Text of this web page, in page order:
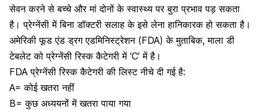
सेवन करने से बच्चे और मां दोनों के स्वास्थ्य पर बुरा प्रभाव पड़ सकता
है। प्रेग्नेंसी में बिना डॉक्टरी सलाह के इसे लेना हानिकारक हो सकता है।
अमेरिकी फूड एंड ड्रग एडमिनिस्ट्रेशन (FDA) के मुताबिक, माला डी
टेबलेट कोप्रेग्नेंसी रिस्ककैटेगरी में ‘C’ में है।
FDA प्रेग्नेंसी रिस्क कैटेगरी की लिस्ट नीचे दी गई है:
A= कोई खतरा नहीं
B= कुछ अध्ययनों में खतरा पाया गया